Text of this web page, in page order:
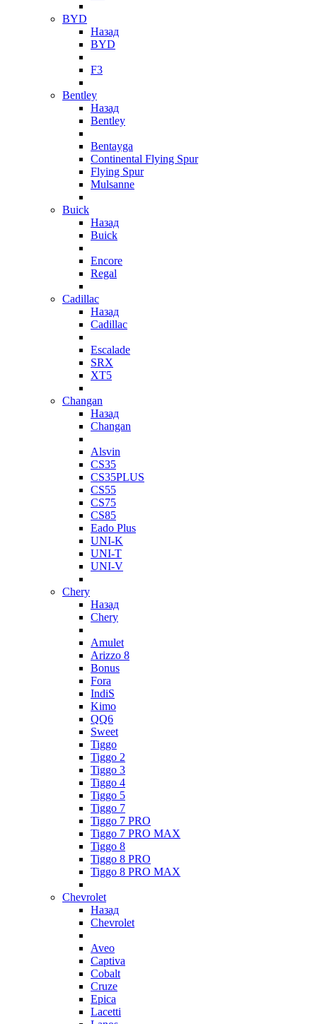
BYD
Назад
BYD
F3
Bentley
Назад
Bentley
Bentayga
Continental Flying Spur
Flying Spur
Mulsanne
Buick
Назад
Buick
Encore
Regal
Cadillac
Назад
Cadillac
Escalade
SRX
XT5
Changan
Назад
Changan
Alsvin
CS35
CS35PLUS
CS55
CS75
CS85
Eado Plus
UNI-K
UNI-T
UNI-V
Chery
Назад
Chery
Amulet
Arizzo 8
Bonus
Fora
IndiS
Kimo
QQ6
Sweet
Tiggo
Tiggo 2
Tiggo 3
Tiggo 4
Tiggo 5
Tiggo 7
Tiggo 7 PRO
Tiggo 7 PRO MAX
Tiggo 8
Tiggo 8 PRO
Tiggo 8 PRO MAX
Chevrolet
Назад
Chevrolet
Aveo
Captiva
Cobalt
Cruze
Epica
Lacetti